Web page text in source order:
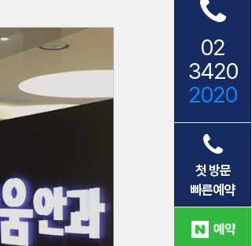
02
3420
2020
첫 방문
빠른예약